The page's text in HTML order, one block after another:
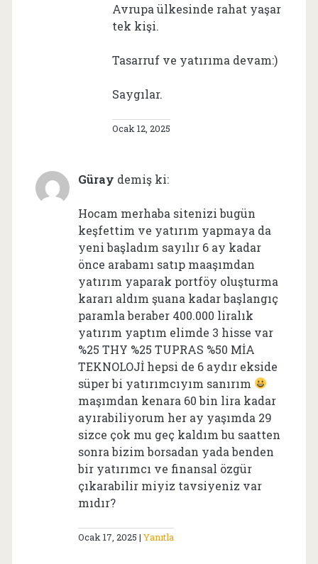
Avrupa ülkesinde rahat yaşar
tek kişi.
Tasarruf ve yatırıma devam:)
Saygılar.
Ocak 12, 2025
Güray demiş ki:
Hocam merhaba sitenizi bugün
keşfettim ve yatırım yapmaya da
yeni başladım sayılır 6 ay kadar
önce arabamı satıp maaşımdan
yatırım yaparak portföy oluşturma
kararı aldım şuana kadar başlangıç
paramla beraber 400.000 liralık
yatırım yaptım elimde 3 hisse var
%25 THY %25 TUPRAS %50 MİA
TEKNOLOJİ hepsi de 6 aydır ekside
süper bi yatırımcıyım sanırım
maşımdan kenara 60 bin lira kadar
ayırabiliyorum her ay yaşımda 29
sizce çok mu geç kaldım bu saatten
sonra bizim borsadan yada benden
bir yatırımcı ve finansal özgür
çıkarabilir miyiz tavsiyeniz var
mıdır?
Ocak 17, 2025 Yanıtla